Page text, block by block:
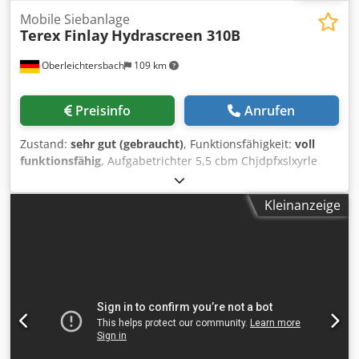
Oberleichtersbach 109 km
Mobile Siebanlage
Terex Finlay Hydrascreen 310B
Preisinfo Anrufen
Zustand: sehr gut (gebraucht), Funktionsfähigkeit: voll
funktionsfähig, Aufgabetrichter 5,5 cbm Chjdpfxslxyrle
Abiea Hauptband elektrohydraulischer 30 kW Antrieb
Doppeldeck-Siebkasten 1.220 x 2.440 mm optional: 2
passende radmobile Förderbänder je 500 mm x 8 m als
Kleinanzeige